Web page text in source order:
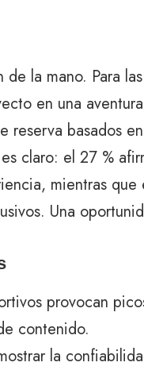
de la mano. Para
en una
reserva basados
claro: el 27 %
mientras
Una
provocan
contenido.
la